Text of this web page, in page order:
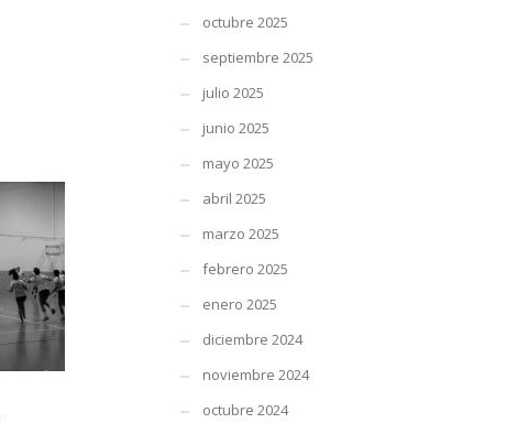
octubre 2025
septiembre 2025
julio 2025
junio 2025
mayo 2025
abril 2025
marzo 2025
febrero 2025
enero 2025
diciembre 2024
noviembre 2024
octubre 2024